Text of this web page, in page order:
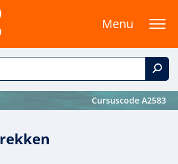
Menu
Cursuscode A2583